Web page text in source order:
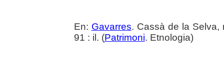
En: Gavarres. Cassà de la Selva,
91 : il. (Patrimoni. Etnologia)